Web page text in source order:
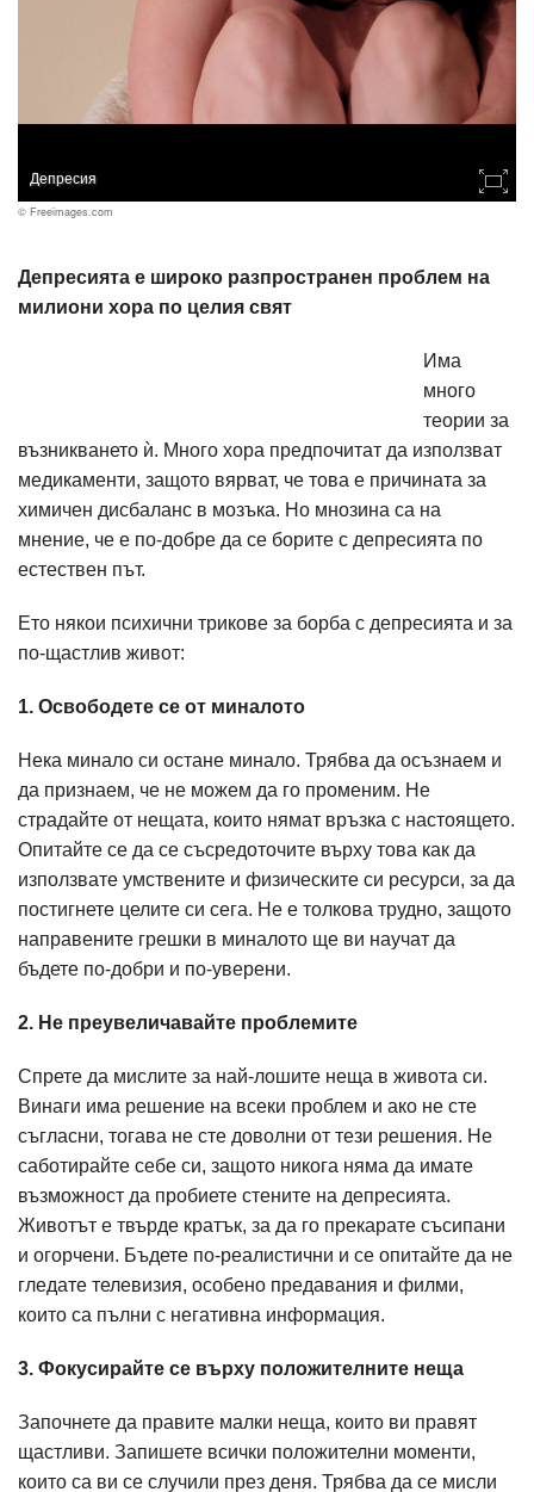
Депресия
© Freeimages.com
Депресията е широко разпространен проблем на
милиони хора по целия свят
Има
много
теории за
възникването ѝ. Много хора предпочитат да използват
медикаменти, защото вярват, че това е причината за
химичен дисбаланс в мозъка. Но мнозина са на
мнение, че е по-добре да се борите с депресията по
естествен път.
Ето някои психични трикове за борба с депресията и за
по-щастлив живот:
1. Освободете се от миналото
Нека минало си остане минало. Трябва да осъзнаем и
да признаем, че не можем да го променим. Не
страдайте от нещата, които нямат връзка с настоящето.
Опитайте се да се съсредоточите върху това как да
използвате умствените и физическите си ресурси, за да
постигнете целите си сега. Не е толкова трудно, защото
направените грешки в миналото ще ви научат да
бъдете по-добри и по-уверени.
2. Не преувеличавайте проблемите
Спрете да мислите за най-лошите неща в живота си.
Винаги има решение на всеки проблем и ако не сте
съгласни, тогава не сте доволни от тези решения. Не
саботирайте себе си, защото никога няма да имате
възможност да пробиете стените на депресията.
Животът е твърде кратък, за да го прекарате съсипани
и огорчени. Бъдете по-реалистични и се опитайте да не
гледате телевизия, особено предавания и филми,
които са пълни с негативна информация.
3. Фокусирайте се върху положителните неща
Започнете да правите малки неща, които ви правят
щастливи. Запишете всички положителни моменти,
които са ви се случили през деня. Трябва да се мисли